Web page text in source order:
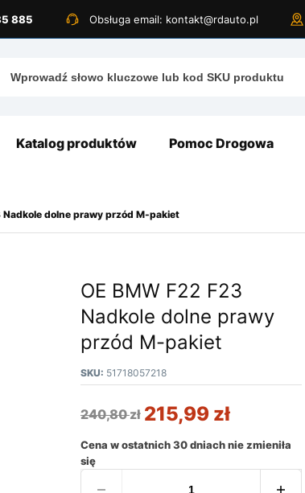
885 Obsługa email: kontakt@rdauto.pl
Katalog produktów Pomoc Drogowa
Nadkole dolne prawy przód M-pakiet
OE BMW F22 F23
Nadkole dolne prawy
przód M-pakiet
SKU: 51718057218
240,80zł 215,99 zł
Cena w ostatnich 30 dniach nie zmieniła
się